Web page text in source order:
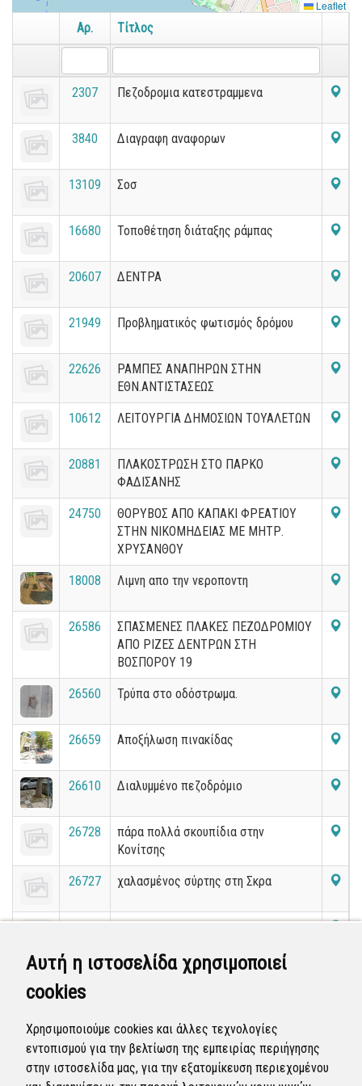
Αυτή η ιστοσελίδα χρησιμοποιεί
cookies
Χρησιμοποιούμε cookies και άλλες τεχνολογίες
εντοπισμού για την βελτίωση της εμπειρίας περιήγησης
στην ιστοσελίδα μας, για την εξατομίκευση περιεχομένου
Leaflet
Αρ. Τίτλος
2307 Πεζοδρομια κατεστραμμενα
3840 Διαγραφη αναφορων
13109 Σοσ
16680 Τοποθέτηση διάταξης ράμπας
20607 ΔΕΝΤΡΑ
21949 Προβληματικός φωτισμός δρόμου
22626
ΡΑΜΠΕΣ ΑΝΑΠΗΡΩΝ ΣΤΗΝ
ΕΘΝ.ΑΝΤΙΣΤΑΣΕΩΣ
10612 ΛΕΙΤΟΥΡΓΙΑ ΔΗΜΟΣΙΩΝ ΤΟΥΑΛΕΤΩΝ
20881
ΠΛΑΚΟΣΤΡΩΣΗ ΣΤΟ ΠΑΡΚΟ
ΦΑΔΙΣΑΝΗΣ
24750
ΘΟΡΥΒΟΣ ΑΠΟ ΚΑΠΑΚΙ ΦΡΕΑΤΙΟΥ
ΣΤΗΝ ΝΙΚΟΜΗΔΕΙΑΣ ΜΕ ΜΗΤΡ.
ΧΡΥΣΑΝΘΟΥ
18008 Λιμνη απο την νεροποντη
26586
ΣΠΑΣΜΕΝΕΣ ΠΛΑΚΕΣ ΠΕΖΟΔΡΟΜΙΟΥ
ΑΠΟ ΡΙΖΕΣ ΔΕΝΤΡΩΝ ΣΤΗ
ΒΟΣΠΟΡΟΥ 19
26560 Τρύπα στο οδόστρωμα.
26659 Αποξήλωση πινακίδας
26610 Διαλυμμένο πεζοδρόμιο
26728
πάρα πολλά σκουπίδια στην
Κονίτσης
26727 χαλασμένος σύρτης στη Σκρα
αριθμό 25343.
26697
29570
Τρύπα στο οδόστρωμα στην Αλ.
Ακριτίδου